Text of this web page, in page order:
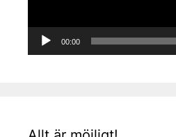
00:00